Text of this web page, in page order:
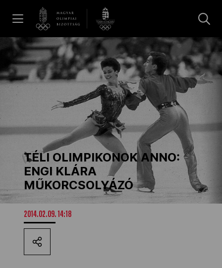
Hírek
Galéria
Dakar 2026
Los Angeles 2028
MOB
Kettőskarrier-program
TÉLI OLIMPIKONOK ANNO:
ENGI KLÁRA
MŰKORCSOLYÁZÓ
2014.02.09. 14:18